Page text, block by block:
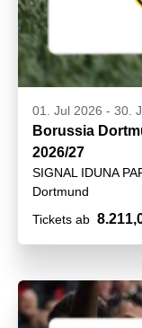
01. Jul 2026 - 30.
Borussia
2026/27
SIGNAL IDUNA
Dortmund
Tickets ab